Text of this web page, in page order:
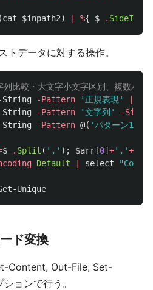
(cat $inpath2) %{ $_ .
トデータに対する操作。
比較・大文字小文字区別、複数パタ
String -Pattern '正規表現'
String -Pattern '文字列'
-
String -Pattern @( 'パターン1'
$_ . Split ( ',' ); $arr [0] +','+
Default select
Unique
ド変換
Content, Out-File, Set-
ョンで行う。